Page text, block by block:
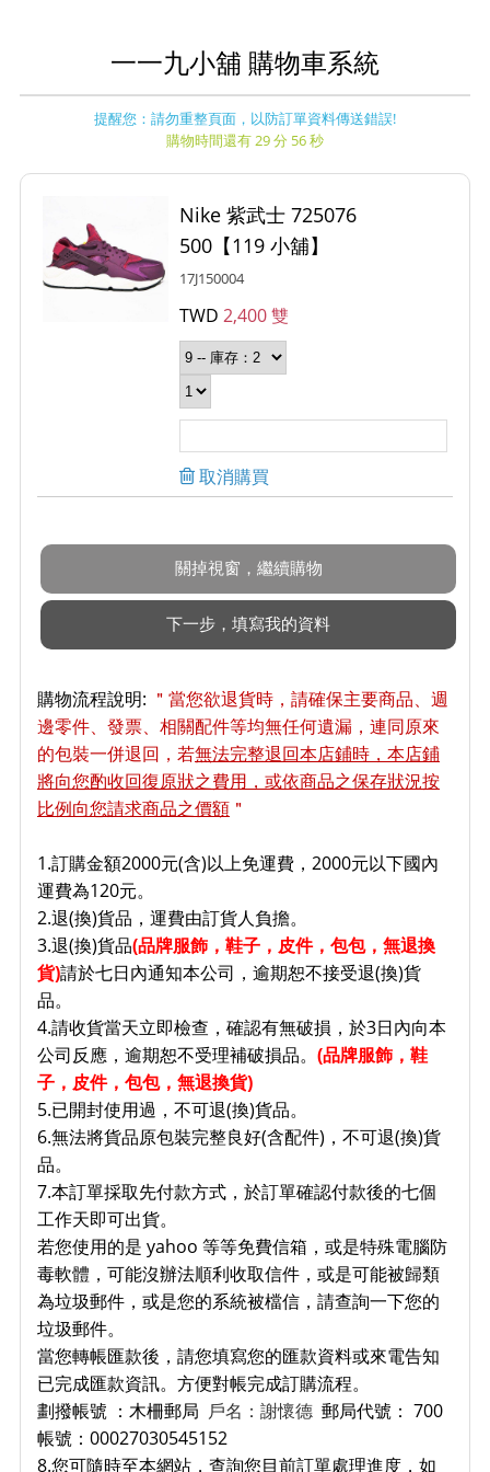
一一九小舖 購物車系統
提醒您：請勿重整頁面，以防訂單資料傳送錯誤!
購物時間還有 29 分 56 秒
Nike 紫武士 725076
500【119 小舖】
17J150004
TWD2,400 雙
取消購買
購物流程說明:
＂當您欲退貨時，請確保主要商品、週
邊零件、發票、相關配件等均無任何遺漏，連同原來
的包裝一併退回，若無法完整退回本店鋪時，本店鋪
將向您酌收回復原狀之費用，或依商品之保存狀況按
比例向您請求商品之價額 ＂
1.訂購金額2000元(含)以上免運費，2000元以下國內
運費為120元。
2.退(換)貨品，運費由訂貨人負擔。
3.退(換)貨品(品牌服飾，鞋子 ，皮件，包包，無退換
貨)請於七日內通知本公司，逾期恕不接受退(換)貨
品。
4.請收貨當天立即檢查，確認有無破損，於3日內向本
公司反應，逾期恕不受理補破損品。 (品牌服飾，鞋
子 ，皮件，包包，無退換貨)
5.已開封使用過，不可退(換)貨品。
6.無法將貨品原包裝完整良好(含配件)，不可退(換)貨
品。
7.本訂單採取先付款方式，於訂單確認付款後的七個
工作天即可出貨。
若您使用的是 yahoo 等等免費信箱，或是特殊電腦防
毒軟體，可能沒辦法順利收取信件，或是可能被歸類
為垃圾郵件，或是您的系統被檔信，請查詢一下您的
垃圾郵件。
當您轉帳匯款後，請您填寫您的匯款資料或來電告知
已完成匯款資訊。方便對帳完成訂購流程。
劃撥帳號 ：木柵郵局 戶名：謝懷德 郵局代號： 700
帳號：00027030545152
8.您可隨時至本網站，查詢您目前訂單處理進度，如